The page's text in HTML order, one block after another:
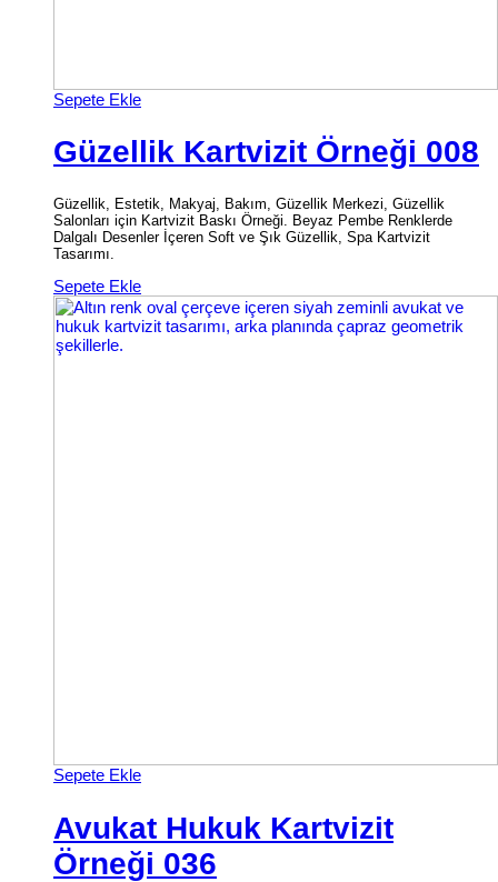
Sepete Ekle
Güzellik Kartvizit Örneği 008
Güzellik, Estetik, Makyaj, Bakım, Güzellik Merkezi, Güzellik
Salonları için Kartvizit Baskı Örneği. Beyaz Pembe Renklerde
Dalgalı Desenler İçeren Soft ve Şık Güzellik, Spa Kartvizit
Tasarımı.
Sepete Ekle
Sepete Ekle
Avukat Hukuk Kartvizit
Örneği 036